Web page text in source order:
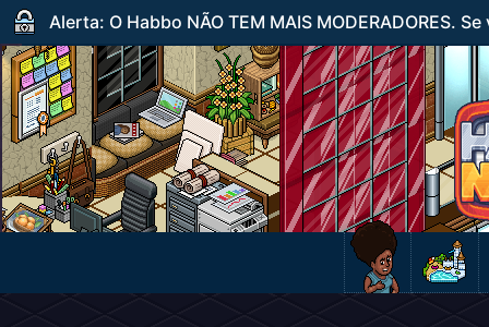
Alerta: O Habbo NÃO TEM MAIS MODERADORES.